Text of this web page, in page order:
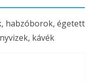
habzóborok, égetett
kávék